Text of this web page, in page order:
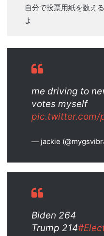
自分で投票用紙を数え
よ
me driving to
votes myself
pic.twitter.com/
— jackie
Biden 264
Trump 214